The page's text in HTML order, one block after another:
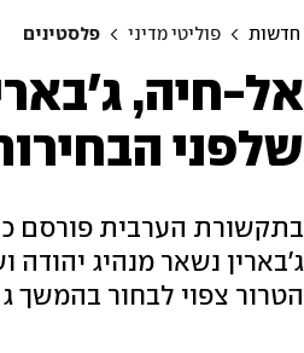
חדשות פוליטי מדיני פלסטינים
אל-חיה,
שלפני
בתקשורת הערבית פורסם
ג'בארין נשאר מנהיג יהודה
הטרור צפוי לבחור